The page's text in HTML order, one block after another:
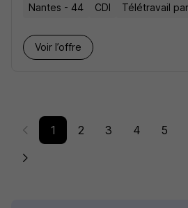
Nantes - 44 CDI Télétravail
Voir l’offre
1 2 3 4 5